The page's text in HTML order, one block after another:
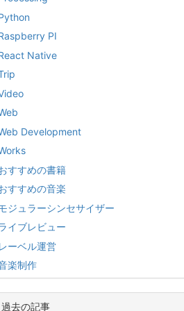
PI
Native
Development
すすめの書籍
すすめの音楽
ジュラーシンセサイザー
イブレビュー
ーベル運営
楽制作
過去の記事